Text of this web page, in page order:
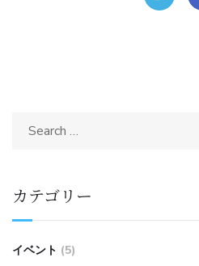
カテゴリー
イベント (5)